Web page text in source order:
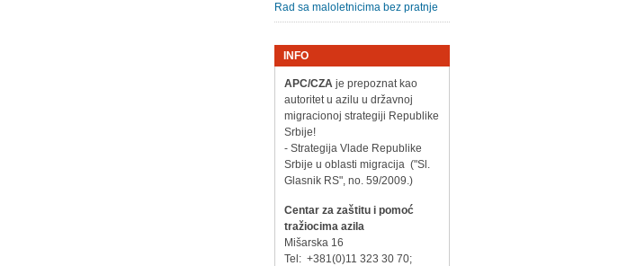
Rad sa maloletnicima bez pratnje
INFO
APC/CZAje prepoznat kao
autoritet u azilu u državnoj
migracionoj strategiji Republike
Srbije!
- Strategija Vlade Republike
Srbije u oblasti migracija ("Sl.
Glasnik RS", no. 59/2009.)
Centar za zaštitu i pomoć
tražiocima azila
Mišarska 16
Tel: +381(0)11 323 30 70;